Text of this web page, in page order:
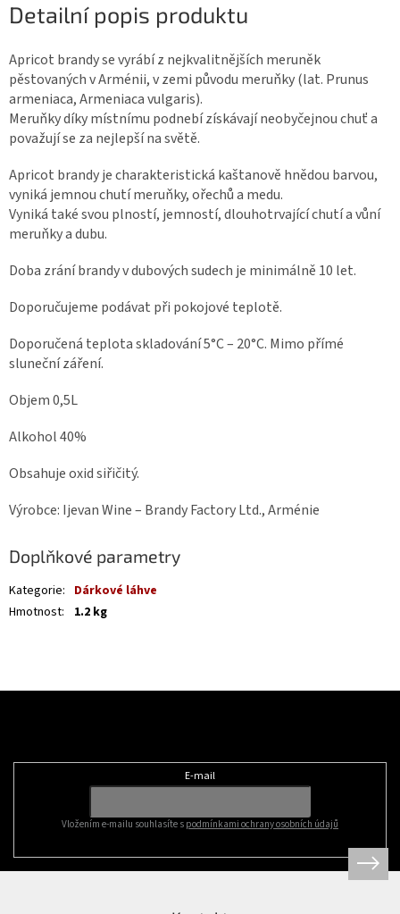
Detailní popis produktu
Apricot brandy se vyrábí z nejkvalitnějších meruněk
pěstovaných v Arménii, v zemi původu meruňky (lat. Prunus
armeniaca, Armeniaca vulgaris).
Meruňky díky místnímu podnebí získávají neobyčejnou chuť a
považují se za nejlepší na světě.
Apricot brandy je charakteristická kaštanově hnědou barvou,
vyniká jemnou chutí meruňky, ořechů a medu.
Vyniká také svou plností, jemností, dlouhotrvající chutí a vůní
meruňky a dubu.
Doba zrání brandy v dubových sudech je minimálně 10 let.
Doporučujeme podávat při pokojové teplotě.
Doporučená teplota skladování 5°C – 20°C. Mimo přímé
sluneční záření.
Objem 0,5L
Alkohol 40%
Obsahuje oxid siřičitý.
Výrobce: Ijevan Wine – Brandy Factory Ltd., Arménie
Doplňkové parametry
Kategorie: Dárkové láhve
Hmotnost: 1.2 kg
E-mail
Vložením e-mailu souhlasíte s podmínkami ochrany osobních údajů